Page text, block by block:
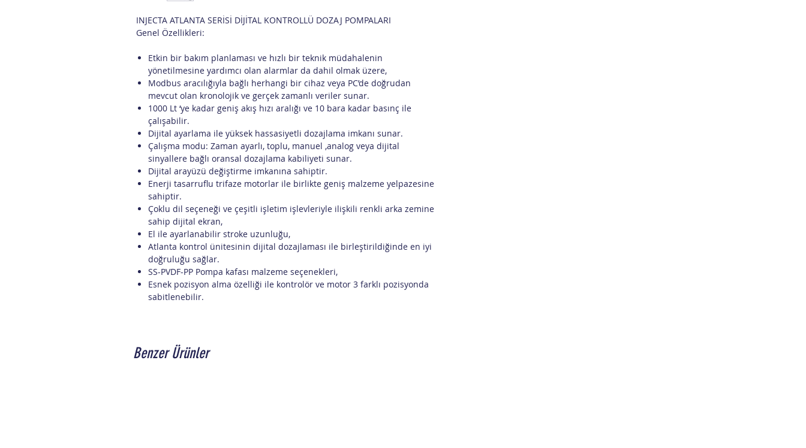
INJECTA ATLANTA SERİSİ DİJİTAL KONTROLLÜ DOZAJ POMPALARI
Genel Özellikleri:
Etkin bir bakım planlaması ve hızlı bir teknik müdahalenin
yönetilmesine yardımcı olan alarmlar da dahil olmak üzere,
Modbus aracılığıyla bağlı herhangi bir cihaz veya PC’de doğrudan
mevcut olan kronolojik ve gerçek zamanlı veriler sunar.
1000 Lt ‘ye kadar geniş akış hızı aralığı ve 10 bara kadar basınç ile
çalışabilir.
Dijital ayarlama ile yüksek hassasiyetli dozajlama imkanı sunar.
Çalışma modu: Zaman ayarlı, toplu, manuel ,analog veya dijital
sinyallere bağlı oransal dozajlama kabiliyeti sunar.
Dijital arayüzü değiştirme imkanına sahiptir.
Enerji tasarruflu trifaze motorlar ile birlikte geniş malzeme yelpazesine
sahiptir.
Çoklu dil seçeneği ve çeşitli işletim işlevleriyle ilişkili renkli arka zemine
sahip dijital ekran,
El ile ayarlanabilir stroke uzunluğu,
Atlanta kontrol ünitesinin dijital dozajlaması ile birleştirildiğinde en iyi
doğruluğu sağlar.
SS-PVDF-PP Pompa kafası malzeme seçenekleri,
Esnek pozisyon alma özelliği ile kontrolör ve motor 3 farklı pozisyonda
sabitlenebilir.
Benzer Ürünler